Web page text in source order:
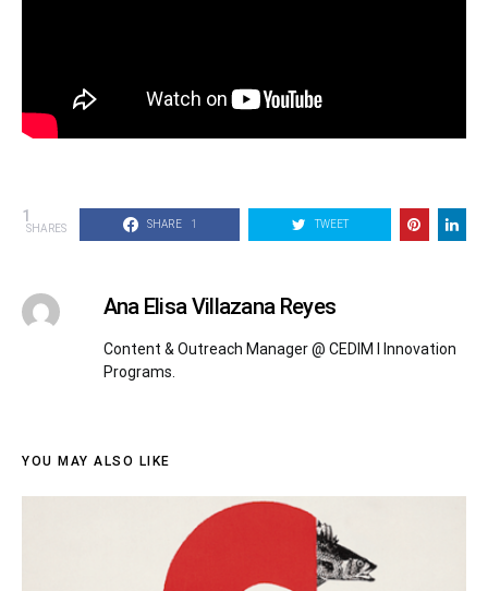
1
SHARES SHARE 1 TWEET
Ana Elisa Villazana Reyes
Content & Outreach Manager @ CEDIM l Innovation
Programs.
YOU MAY ALSO LIKE